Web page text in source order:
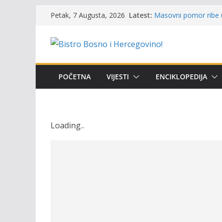
content
Petak, 7 Augusta, 2026 Latest: Masovni pomor ribe
Poziv za učešće u
Obavještenje
osobe sa invaliditetom
POČETNA VIJESTI ENCIKLOPEDIJA
Loading...